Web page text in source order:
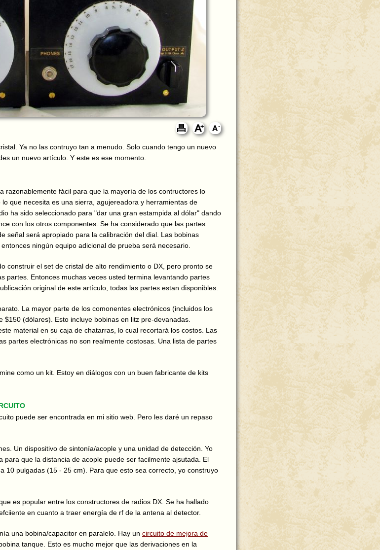
Ya no las contruyo tan a menudo. Solo cuando tengo un nuevo
un nuevo artículo. Y este es ese momento.
razonablemente fácil para que la mayoría de los contructores lo
que necesita es una sierra, agujereadora y herramientas de
ha sido seleccionado para "dar una gran estampida al dólar" dando
con los otros componentes. Se ha considerado que las partes
señal será apropiado para la calibración del dial. Las bobinas
ningún equipo adicional de prueba será necesario.
construir el set de cristal de alto rendimiento o DX, pero pronto se
partes. Entonces muchas veces usted termina levantando partes
original de este artículo, todas las partes estan disponibles.
La mayor parte de los comonentes electrónicos (incluidos los
(dólares). Esto incluye bobinas en litz pre-devanadas.
material en su caja de chatarras, lo cual recortará los costos. Las
partes electrónicas no son realmente costosas. Una lista de partes
como un kit. Estoy en diálogos con un buen fabricante de kits
puede ser encontrada en mi sitio web. Pero les daré un repaso
Un dispositivo de sintonía/acople y una unidad de detección. Yo
para que la distancia de acople puede ser facilmente ajsutada. El
10 pulgadas (15 - 25 cm). Para que esto sea correcto, yo construyo
es popular entre los constructores de radios DX. Se ha hallado
en cuanto a traer energía de rf de la antena al detector.
una bobina/capacitor en paralelo. Hay un circuito de mejora de
tanque. Esto es mucho mejor que las derivaciones en la